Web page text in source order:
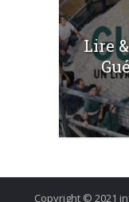
Lire
Copyright © 2021